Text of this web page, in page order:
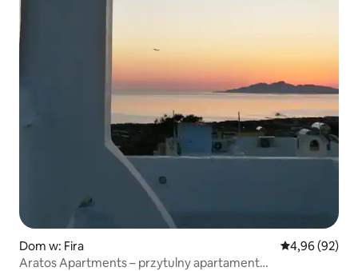
Dom w: Fira Średnia
4,96 (92)
Aratos Apartments – przytulny apartament